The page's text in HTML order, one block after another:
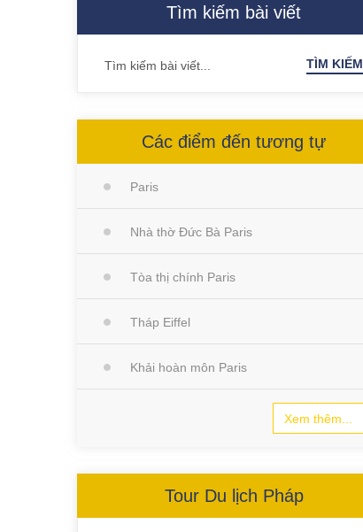
Tìm kiếm bài viết
TÌM KIẾM
Các điểm đến tương tự
Paris
Nhà thờ Đức Bà Paris
Tòa thị chính Paris
Tháp Eiffel
Khải hoàn môn Paris
Xem thêm...
Tour Du lịch Pháp